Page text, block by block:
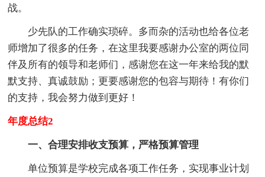
战。
少先队的工作确实琐碎。多而杂的活动也给各位老
师增加了很多的任务，在这里我要感谢办公室的两位同
伴及所有的领导和老师们，感谢您在这一年来给我的默
默支持、真诚鼓励；更要感谢您的包容与期待！有你们
的支持，我会努力做到更好！
年度总结2
一、合理安排收支预算，严格预算管理
单位预算是学校完成各项工作任务，实现事业计划